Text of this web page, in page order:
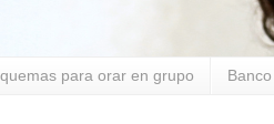
para orar en grupo